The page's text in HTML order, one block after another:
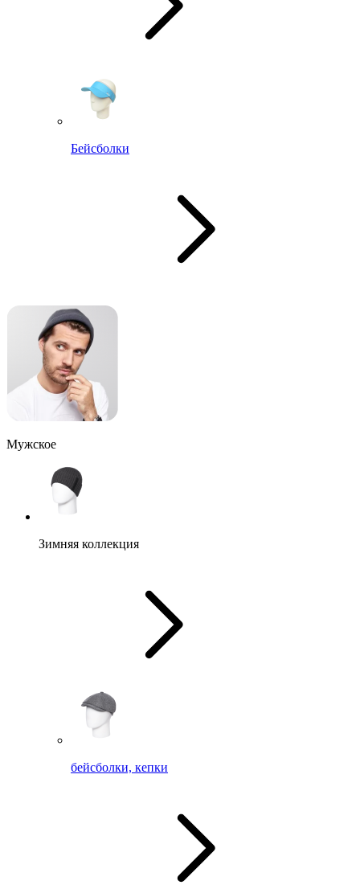
Бейсболки
Мужское
Зимняя коллекция
бейсболки, кепки